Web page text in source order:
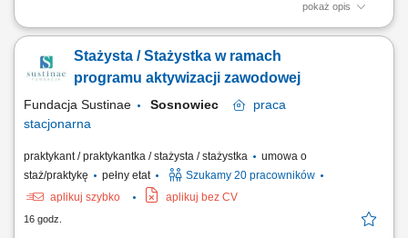
pokaż opis
Projekt „RozPracuj się ! Kompleksowy program aktywizacji zawodowej
środków Państwowego Funduszu Rehabilitacji Osób
Niepełnosprawnych. Celem uczestnictwa w programie jest zwiększenie
Stażysta / Stażystka w ramach
programu aktywizacji zawodowej
Fundacja Sustinae Sosnowiec
praca
stacjonarna
praktykant / praktykantka / stażysta / stażystka
umowa o
staż/praktykę
pełny etat
Szukamy 20 pracowników
aplikuj szybko
aplikuj bez CV
16 godz.